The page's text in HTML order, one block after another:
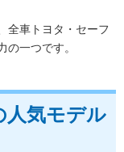
全車トヨタ・セーフ
一つです。
気モデル